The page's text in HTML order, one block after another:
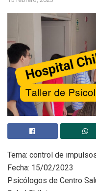
Tema: control de
Fecha: 15/02/2023
Psicólogos de Centro